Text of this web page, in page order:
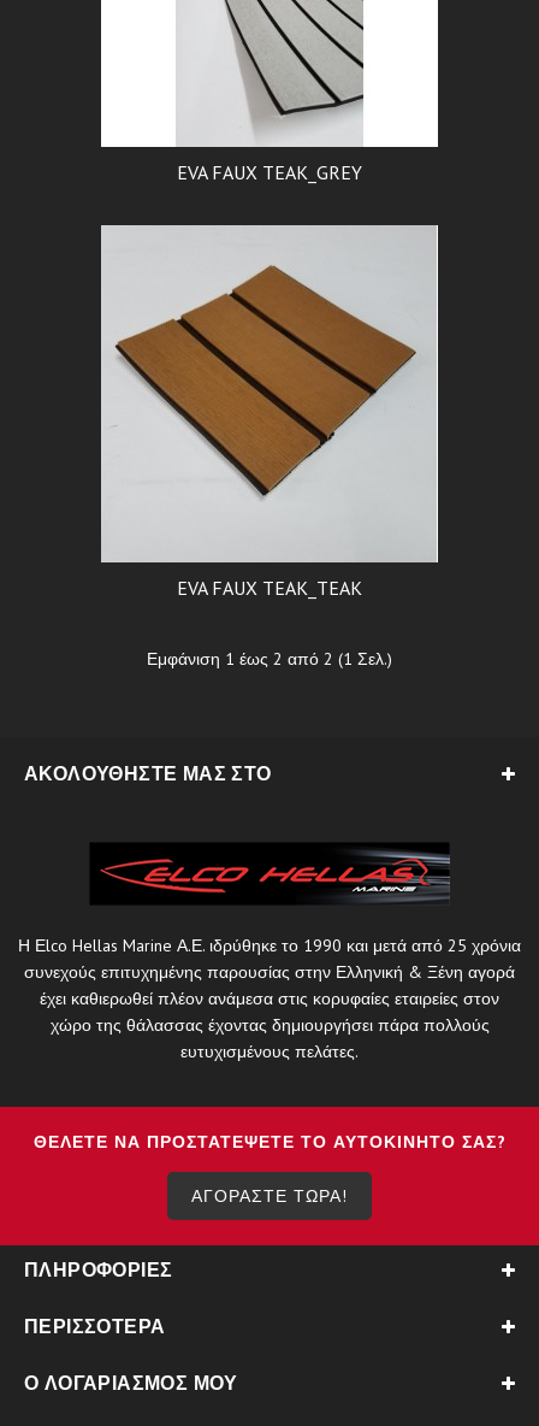
EVA FAUX TEAK_GREY
EVA FAUX TEAK_TEAK
Εμφάνιση 1 έως 2 από 2 (1 Σελ.)
ΑΚΟΛΟΥΘΉΣΤΕ ΜΑΣ ΣΤΟ
Η Εlco Hellas Marine Α.Ε. ιδρύθηκε το 1990 και μετά από 25 χρόνια
συνεχούς επιτυχημένης παρουσίας στην Ελληνική & Ξένη αγορά
έχει καθιερωθεί πλέον ανάμεσα στις κορυφαίες εταιρείες στον
χώρο της θάλασσας έχοντας δημιουργήσει πάρα πολλούς
ευτυχισμένους πελάτες.
ΘΈΛΕΤΕ ΝΑ ΠΡΟΣΤΑΤΈΨΕΤΕ ΤΟ ΑΥΤΟΚΊΝΗΤΟ ΣΑΣ?
ΑΓΟΡΑΣΤΕ ΤΩΡΑ!
ΠΛΗΡΟΦΟΡΊΕΣ
ΠΕΡΙΣΣΌΤΕΡΑ
Ο ΛΟΓΑΡΙΑΣΜΌΣ ΜΟΥ